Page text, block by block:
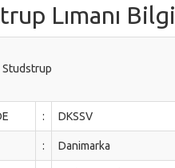
Lımanı
Studstrup
: DKSSV
: Danimarka